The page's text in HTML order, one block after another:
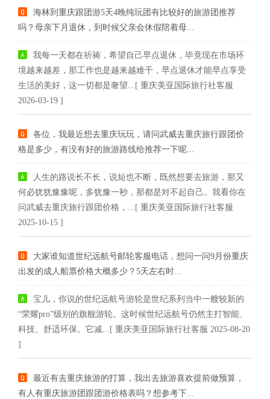
海林到重庆跟团游5天4晚纯玩团有比较好的旅游团推荐
吗？母亲下月退休，到时候父亲会休假陪着母...
我每一天都在祈祷，希望自己早点退休，毕竟现在市场环
境越来越差，那工作也是越来越难干，早点退休才能早点享受
生活的美好，这一切都是奢望...[ 重庆美亚国际旅行社客服
2026-03-19 ]
各位，我最近想去重庆玩玩，请问武威去重庆旅行跟团价
格是多少，有没有好的旅游路线给推荐一下呢...
人生的路说长不长，说短也不断，既然想要去旅游，那又
何必犹犹豫豫呢，多犹豫一秒，那都是对不起自己。我看你在
问武威去重庆旅行跟团价格，...[ 重庆美亚国际旅行社客服
2025-10-15 ]
大家谁知道世纪远航号邮轮客服电话，想问一问9月份重庆
出发的成人船票价格大概多少？5天左右时...
宝儿，你说的世纪远航号游轮是世纪系列当中一艘较新的
“荣耀pro”级别的旗舰游轮。这时候世纪远航号仍然主打智能、
科技、舒适环保。它减...[ 重庆美亚国际旅行社客服 2025-08-20
]
最近有去重庆旅游的打算，我出去旅游喜欢提前做预算，
有人有重庆旅游团跟团游价格表吗？想参考下...